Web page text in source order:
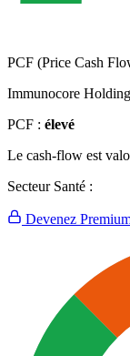
PCF (Price Cash
Immunocore
PCF : élevé
Le cash-flow est
Secteur Santé :
Devenez